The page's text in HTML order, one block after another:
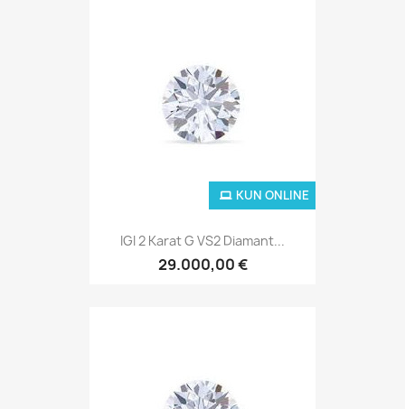
IGI 2 Karat G VS2 Diamant...
29.000,00 €
KUN ONLINE